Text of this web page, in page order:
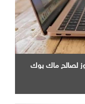
لصالح ماك بوك